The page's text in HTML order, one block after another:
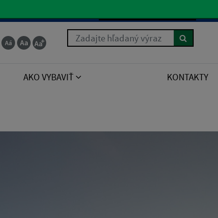
for the right syntax to use near 'order by poradie
Zadajte hľadaný výraz
AKO VYBAVIŤ KONTAKTY